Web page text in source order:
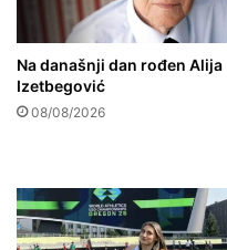
Na današnji dan rođen Alija
Izetbegović
08/08/2026